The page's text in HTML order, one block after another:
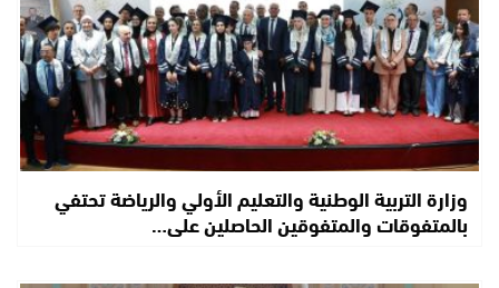
وزارة التربية الوطنية والتعليم الأولي والرياضة تحتفي
بالمتفوقات والمتفوقين الحاصلين على…